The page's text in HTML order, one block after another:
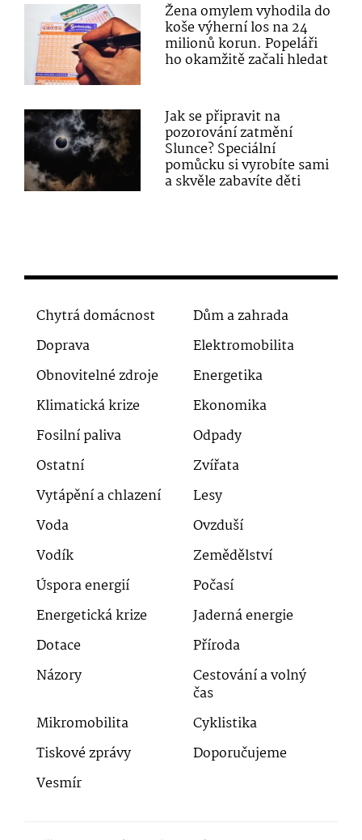
Žena omylem vyhodila do
koše výherní los na 24
milionů korun. Popeláři
ho okamžitě začali hledat
Jak se připravit na
pozorování zatmění
Slunce? Speciální
pomůcku si vyrobíte sami
a skvěle zabavíte děti
Chytrá domácnost
Dům a zahrada
Doprava
Elektromobilita
Obnovitelné zdroje
Energetika
Klimatická krize
Ekonomika
Fosilní paliva
Odpady
Ostatní
Zvířata
Vytápění a chlazení
Lesy
Voda
Ovzduší
Vodík
Zemědělství
Úspora energií
Počasí
Energetická krize
Jaderná energie
Dotace
Příroda
Názory
Cestování a volný
čas
Mikromobilita
Cyklistika
Tiskové zprávy
Doporučujeme
Vesmír